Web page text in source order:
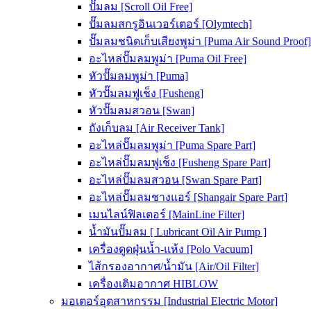
ปั๊มลม [Scroll Oil Free]
ปั๊มลมสกรูอินเวอร์เตอร์ [Olymtech]
ปั๊มลมชนิดเก็บเสียงพูม่า [Puma Air Sound Proof]
อะไหล่ปั๊มลมพูม่า [Puma Oil Free]
หัวปั๊มลมพูม่า [Puma]
หัวปั๊มลมฟูเช็ง [Fusheng]
หัวปั๊มลมสวอน [Swan]
ถังเก็บลม [Air Receiver Tank]
อะไหล่ปั๊มลมพูม่า [Puma Spare Part]
อะไหล่ปั๊มลมฟูเช็ง [Fusheng Spare Part]
อะไหล่ปั๊มลมสวอน [Swan Spare Part]
อะไหล่ปั๊มลมชางแอร์ [Shangair Spare Part]
เมนไลน์ฟิลเตอร์ [MainLine Filter]
น้ำมันปั๊มลม [ Lubricant Oil Air Pump ]
เครื่องดูดฝุ่นน้ำ-แห้ง [Polo Vacuum]
ไส้กรองอากาศ/น้ำมัน [Air/Oil Filter]
เครื่องเติมอากาศ HIBLOW
มอเตอร์อุตสาหกรรม [Industrial Electric Motor]